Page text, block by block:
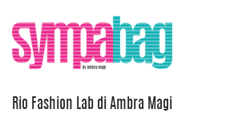
Rio Fashion Lab di Ambra Magi